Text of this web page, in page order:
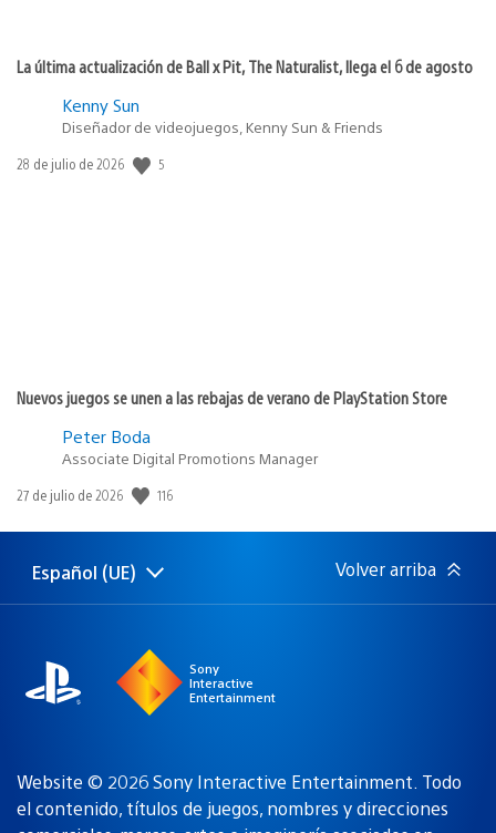
La última actualización de Ball x Pit, The Naturalist, llega el 6 de agosto
Kenny Sun
Diseñador de videojuegos, Kenny Sun & Friends
Fecha
28 de julio de 2026 5
Nuevos juegos se unen a las rebajas de verano de PlayStation Store
Peter Boda
Associate Digital Promotions Manager
Fecha
publicación:
27 de julio de 2026 116
Selecciona
Región
Español (UE) Volver arriba
Sony
Interactive
Entertainment
Website © 2026 Sony Interactive Entertainment. Todo
el contenido, títulos de juegos, nombres y direcciones